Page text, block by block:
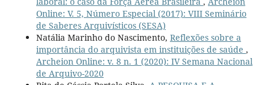
Online: V. 5, Número Especial (2017): VIII Seminário
de Saberes Arquivísticos (SESA)
Natália Marinho do Nascimento, Reflexões sobre a
importância do arquivista em instituições de saúde ,
Archeion Online: v. 8 n. 1 (2020): IV Semana Nacional
de Arquivo-2020